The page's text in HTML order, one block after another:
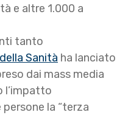
e altre 1.000 a
tanto
Sanità ha lanciato
dai mass media
l’impatto
la “terza